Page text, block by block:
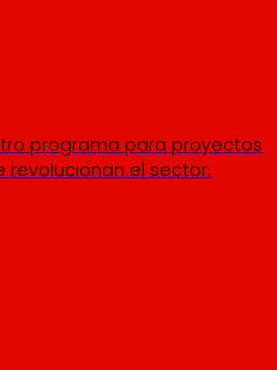
programa para proyectos
el sector.